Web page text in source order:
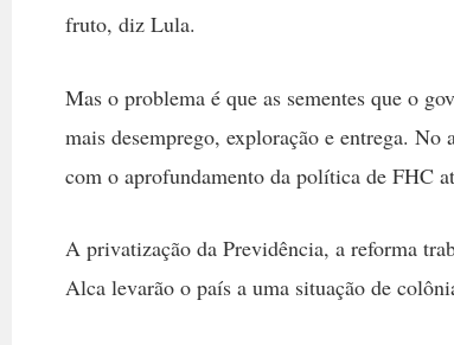
fruto, diz Lula.
Mas o problema é que as sementes que o
mais desemprego, exploração e entrega.
com o aprofundamento da política de FHC
A privatização da Previdência, a reforma
Alca levarão o país a uma situação de